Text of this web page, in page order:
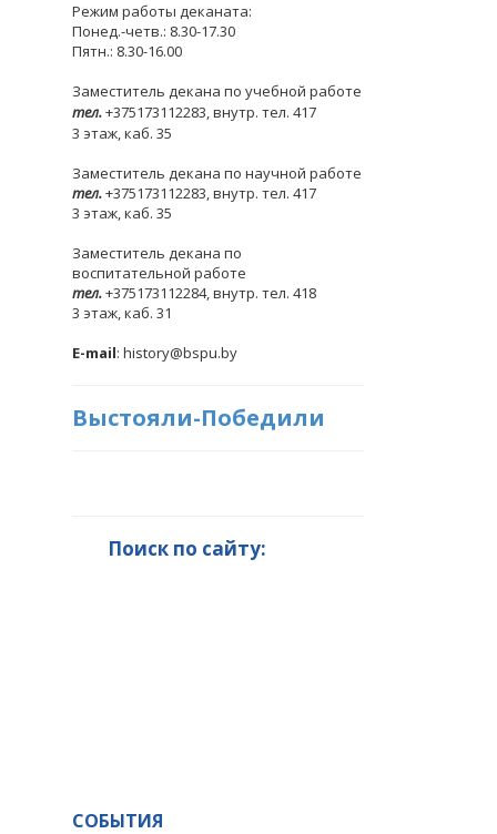
Режим работы деканата:
Понед.-четв.: 8.30-17.30
Пятн.: 8.30-16.00
Заместитель декана по учебной работе
тел.+375173112283, внутр. тел. 417
3 этаж, каб. 35
Заместитель декана по научной работе
тел.+375173112283, внутр. тел. 417
3 этаж, каб. 35
Заместитель декана по
воспитательной работе
тел.+375173112284, внутр. тел. 418
3 этаж, каб. 31
E-mail: history@bspu.by
Выстояли-Победили
Поиск по сайту:
СОБЫТИЯ